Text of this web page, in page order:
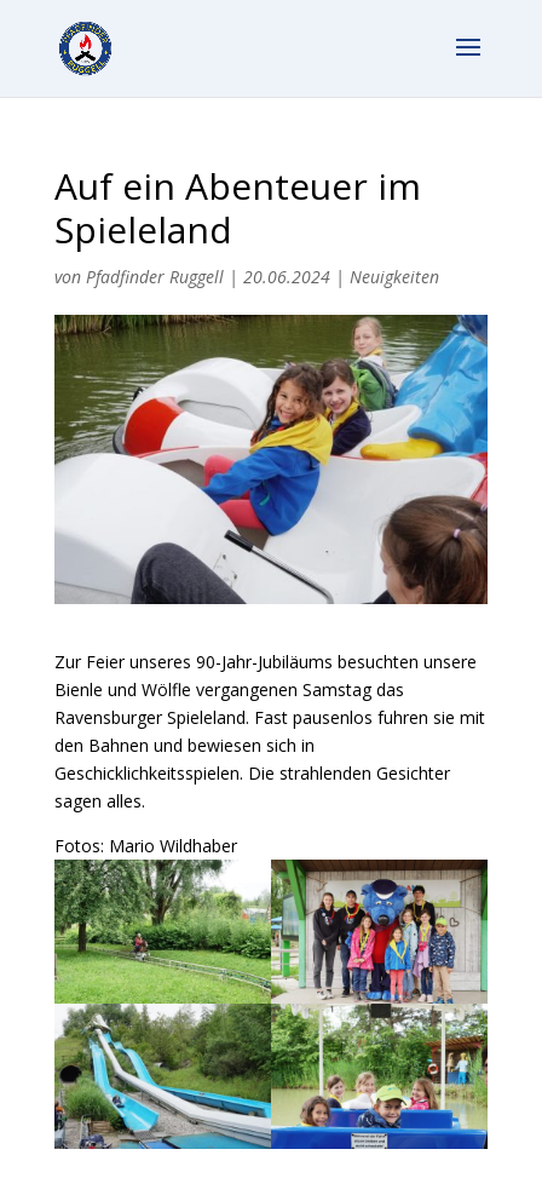
Auf ein Abenteuer im
Spieleland
von Pfadfinder Ruggell| 20.06.2024| Neuigkeiten
Zur Feier unseres 90-Jahr-Jubiläums besuchten unsere
Bienle und Wölfle vergangenen Samstag das
Ravensburger Spieleland. Fast pausenlos fuhren sie mit
den Bahnen und bewiesen sich in
Geschicklichkeitsspielen. Die strahlenden Gesichter
sagen alles.
Fotos: Mario Wildhaber